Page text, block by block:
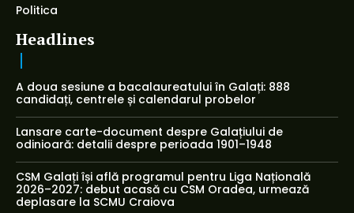
Politica
Headlines
A doua sesiune a bacalaureatului în Galați: 888
candidați, centrele și calendarul probelor
Lansare carte-document despre Galațiului de
odinioară: detalii despre perioada 1901–1948
CSM Galați își află programul pentru Liga Națională
2026–2027: debut acasă cu CSM Oradea, urmează
deplasare la SCMU Craiova